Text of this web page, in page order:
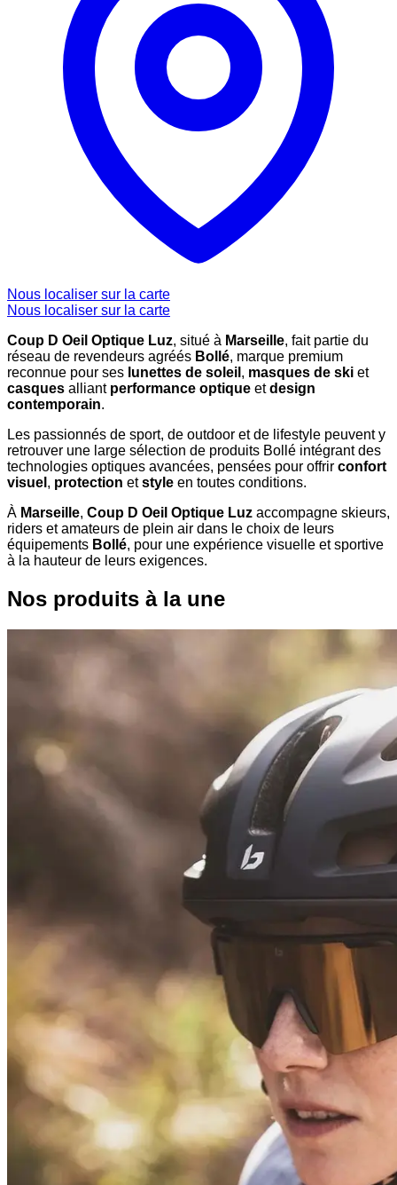
Nous localiser sur la carte
Nous localiser sur la carte
Coup D Oeil Optique Luz, situé à Marseille, fait partie du
réseau de revendeurs agréés Bollé, marque premium
reconnue pour ses lunettes de soleil , masques de ski et
casques alliant performance optique etdesign
contemporain.
Les passionnés de sport, de outdoor et de lifestyle peuvent y
retrouver une large sélection de produits Bollé intégrant des
technologies optiques avancées, pensées pour offrir confort
visuel , protection etstyle en toutes conditions.
À Marseille, Coup D Oeil Optique Luz accompagne skieurs,
riders et amateurs de plein air dans le choix de leurs
équipements Bollé, pour une expérience visuelle et sportive
à la hauteur de leurs exigences.
Nos produits à la une